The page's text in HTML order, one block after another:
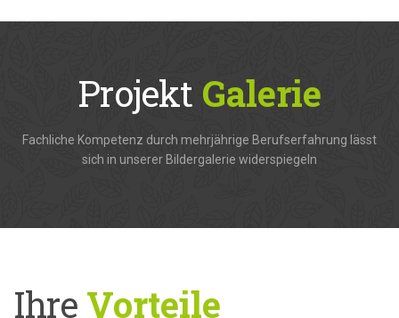
Projekt Galerie
Fachliche Kompetenz durch mehrjährige Berufserfahrung lässt
sich in unserer Bildergalerie widerspiegeln
IhreVorteile